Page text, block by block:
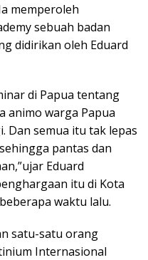
memperoleh
sebuah badan
didirikan oleh Eduard
di Papua tentang
animo warga Papua
Dan semua itu tak lepas
pantas dan
Eduard
itu di Kota
waktu lalu.
satu-satu orang
Internasional